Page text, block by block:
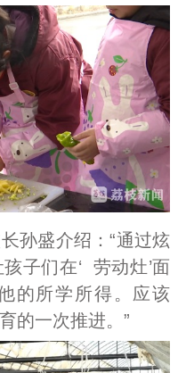
盛介绍：“通过炫
子们在‘ 劳动灶’面
的所学所得。应该
的一次推进。”